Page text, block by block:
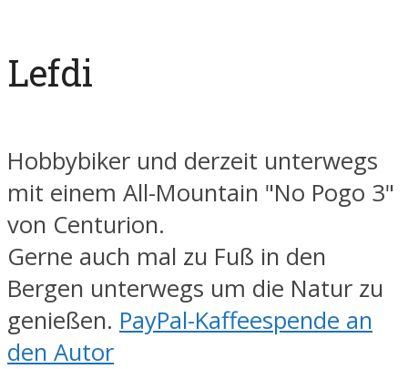
Lefdi
Hobbybiker und derzeit unterwegs
mit einem All-Mountain "No Pogo 3"
von Centurion.
Gerne auch mal zu Fuß in den
Bergen unterwegs um die Natur zu
genießen. PayPal-Kaffeespende an
den Autor